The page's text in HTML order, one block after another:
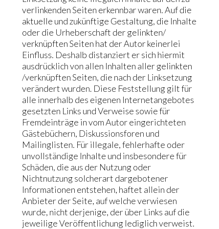
verlinkenden Seiten erkennbar waren. Auf die
aktuelle und zukünftige Gestaltung, die Inhalte
oder die Urheberschaft der gelinkten/
verknüpften Seiten hat der Autor keinerlei
Einfluss. Deshalb distanziert er sich hiermit
ausdrücklich von allen Inhalten aller gelinkten
/verknüpften Seiten, die nach der Linksetzung
verändert wurden. Diese Feststellung gilt für
alle innerhalb des eigenen Internetangebotes
gesetzten Links und Verweise sowie für
Fremdeinträge in vom Autor eingerichteten
Gästebüchern, Diskussionsforen und
Mailinglisten. Für illegale, fehlerhafte oder
unvollständige Inhalte und insbesondere für
Schäden, die aus der Nutzung oder
Nichtnutzung solcherart dargebotener
Informationen entstehen, haftet allein der
Anbieter der Seite, auf welche verwiesen
wurde, nicht derjenige, der über Links auf die
jeweilige Veröffentlichung lediglich verweist.